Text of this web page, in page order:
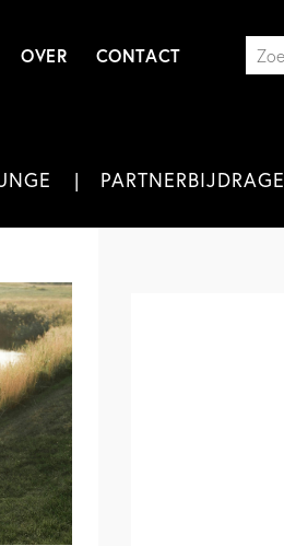
OVER CONTACT
PARTNERBIJDRAGE